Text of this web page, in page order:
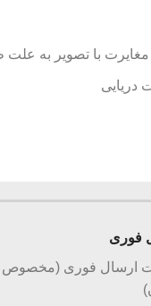
با تصویر به علت
دریایی
فوری
ارسال فوری (مخصوص